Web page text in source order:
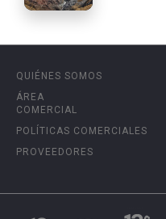
QUIÉNES SOMOS
ÁREA
COMERCIAL
POLÍTICAS COMERCIALES
PROVEEDORES